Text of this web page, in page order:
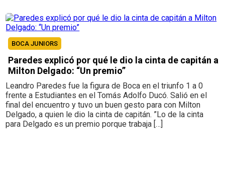
BOCA JUNIORS
Paredes explicó por qué le dio la cinta de capitán a
Milton Delgado: “Un premio”
Leandro Paredes fue la figura de Boca en el triunfo 1 a 0
frente a Estudiantes en el Tomás Adolfo Ducó. Salió en el
final del encuentro y tuvo un buen gesto para con Milton
Delgado, a quien le dio la cinta de capitán. ”Lo de la cinta
para Delgado es un premio porque trabaja […]